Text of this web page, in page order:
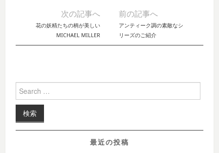
Post navigation
次の記事へ
花の妖精たちの柄が美しい
MICHAEL MILLER
前の記事へ
アンティーク調の素敵なシ
リーズのご紹介
Search for:
最近の投稿